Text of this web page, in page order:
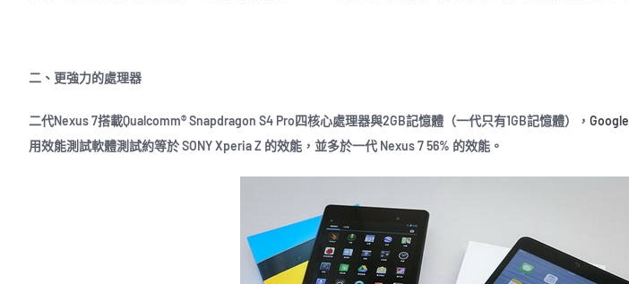
二、更強力的處理器
二代Nexus 7搭載Qualcomm® Snapdragon S4 Pro四核心處理器與2GB記憶體（一代只有1GB記憶體）， Google
用效能測試軟體測試約等於 SONY Xperia Z 的效能，並多於一代 Nexus 7 56% 的效能。